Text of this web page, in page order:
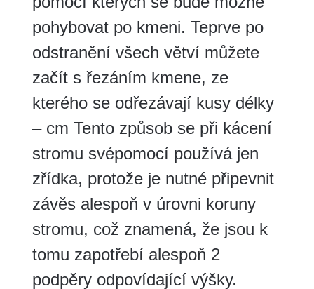
pohybovat po kmeni. Teprve po
odstranění všech větví můžete
začít s řezáním kmene, ze
kterého se odřezávají kusy délky
– cm Tento způsob se při kácení
stromu svépomocí používá jen
zřídka, protože je nutné připevnit
závěs alespoň v úrovni koruny
stromu, což znamená, že jsou k
tomu zapotřebí alespoň 2
podpěry odpovídající výšky.